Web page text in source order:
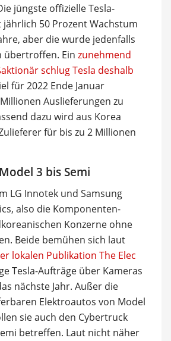
jüngste offizielle Tesla-
50 Prozent Wachstum
aber die wurde jedenfalls
übertroffen. Ein zunehmend
schlug Tesla deshalb
für 2022 Ende Januar
Auslieferungen zu
dazu wird aus Korea
für bis zu 2 Millionen
3 bis Semi
LG Innotek und Samsung
also die Komponenten-
Konzerne ohne
Beide bemühen sich laut
lokalen Publikation The Elec
Tesla-Aufträge über Kameras
nächste Jahr. Außer die
Elektroautos von Model
sie auch den Cybertruck
betreffen. Laut nicht näher